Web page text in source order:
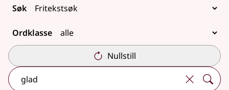
Søk
Ordklasse
Nullstill